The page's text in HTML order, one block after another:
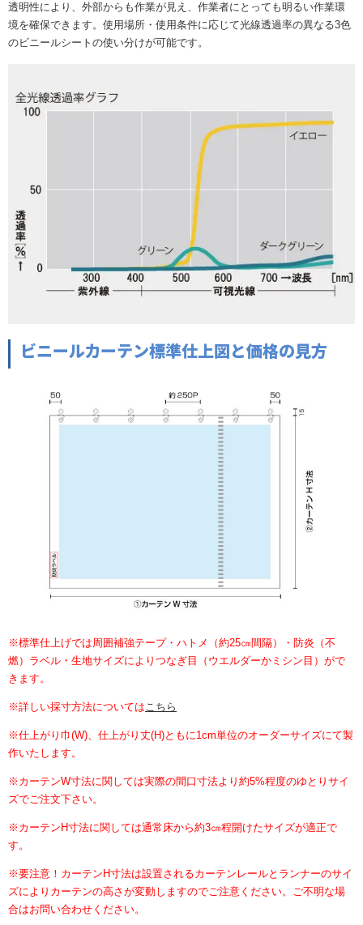
透明性により、外部からも作業が見え、作業者にとっても明るい作業環
境を確保できます。使用場所・使用条件に応じて光線透過率の異なる3色
のビニールシートの使い分けが可能です。
ビニールカーテン標準仕上図と価格の見方
※標準仕上げでは周囲補強テープ・ハトメ（約25㎝間隔）・防炎（不
燃）ラベル・生地サイズによりつなぎ目（ウエルダーかミシン目）がで
きます。
※詳しい採寸方法についてはこちら
※仕上がり巾(W)、仕上がり丈(H)ともに1cm単位のオーダーサイズにて製
作いたします。
※カーテンW寸法に関しては実際の間口寸法より約5%程度のゆとりサイ
ズでご注文下さい。
※カーテンH寸法に関しては通常床から約3㎝程開けたサイズが適正で
す。
※要注意！カーテンH寸法は設置されるカーテンレールとランナーのサイ
ズによりカーテンの高さが変動しますのでご注意ください。ご不明な場
合はお問い合わせください。